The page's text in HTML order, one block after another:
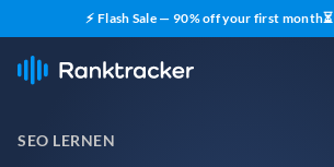
⚡ Flash Sale — 90% off your first month⏳
SEO LERNEN